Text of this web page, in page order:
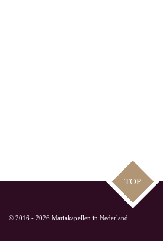
TOP
© 2016 - 2026 Mariakapellen in Nederland